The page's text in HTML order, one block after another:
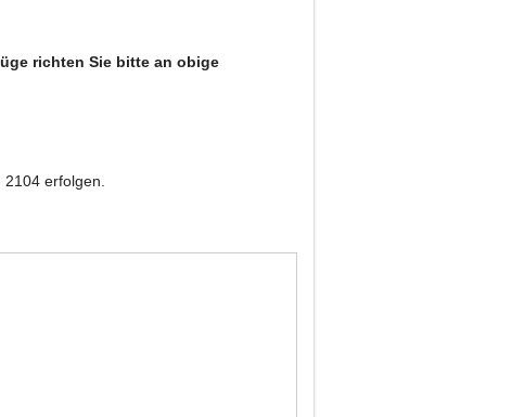
richten Sie bitte an obige
2104 erfolgen.